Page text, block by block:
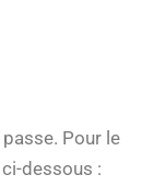
Pour le
dessous :